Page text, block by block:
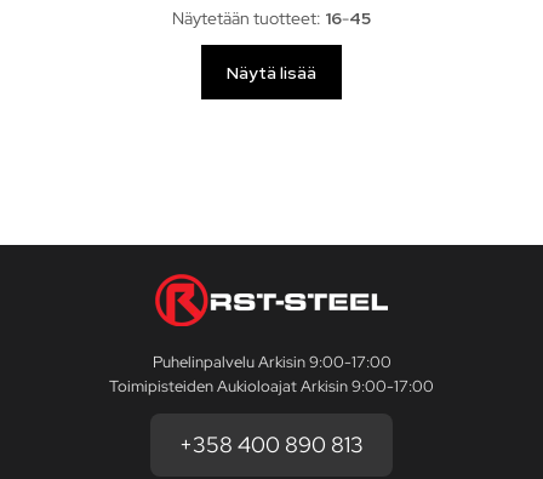
Näytetään tuotteet: 16-45
Näytä lisää
Puhelinpalvelu Arkisin 9:00-17:00
Toimipisteiden Aukioloajat Arkisin 9:00-17:00
+358 400 890 813